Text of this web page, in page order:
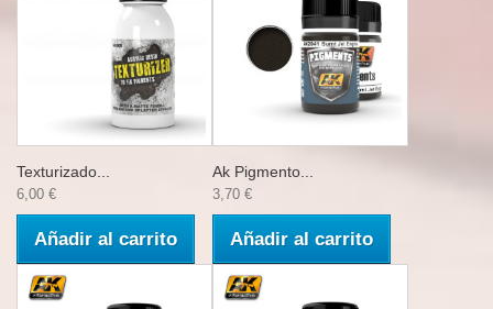
Texturizado...
6,00 €
Añadir al carrito
Ak Pigmento...
3,70 €
Añadir al carrito